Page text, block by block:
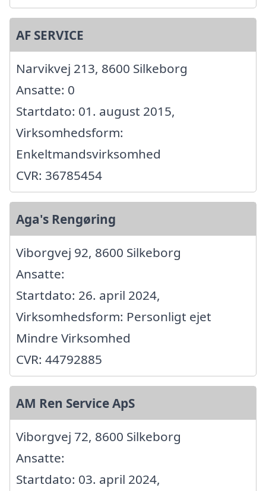
AF SERVICE
Narvikvej 213, 8600 Silkeborg
Ansatte: 0
Startdato: 01. august 2015,
Virksomhedsform:
Enkeltmandsvirksomhed
CVR: 36785454
Aga's Rengøring
Viborgvej 92, 8600 Silkeborg
Ansatte:
Startdato: 26. april 2024,
Virksomhedsform: Personligt ejet
Mindre Virksomhed
CVR: 44792885
AM Ren Service ApS
Viborgvej 72, 8600 Silkeborg
Ansatte:
Startdato: 03. april 2024,